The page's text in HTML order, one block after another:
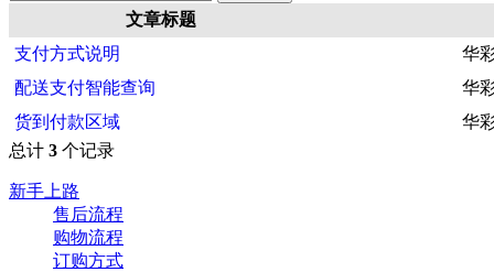
文章标题
支付方式说明
华
配送支付智能查询
华
货到付款区域
华
总计 3 个记录
新手上路
售后流程
购物流程
订购方式